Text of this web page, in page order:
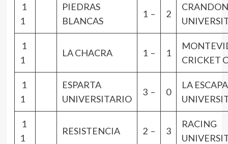
1
1
PIEDRAS
BLANCAS
1 – 2
CRANDON
1
1
LA CHACRA 1 – 1
CRICKET
1
1
ESPARTA
UNIVERSITARIO
3 – 0
LA
1
1
RESISTENCIA 2 – 3
RACING